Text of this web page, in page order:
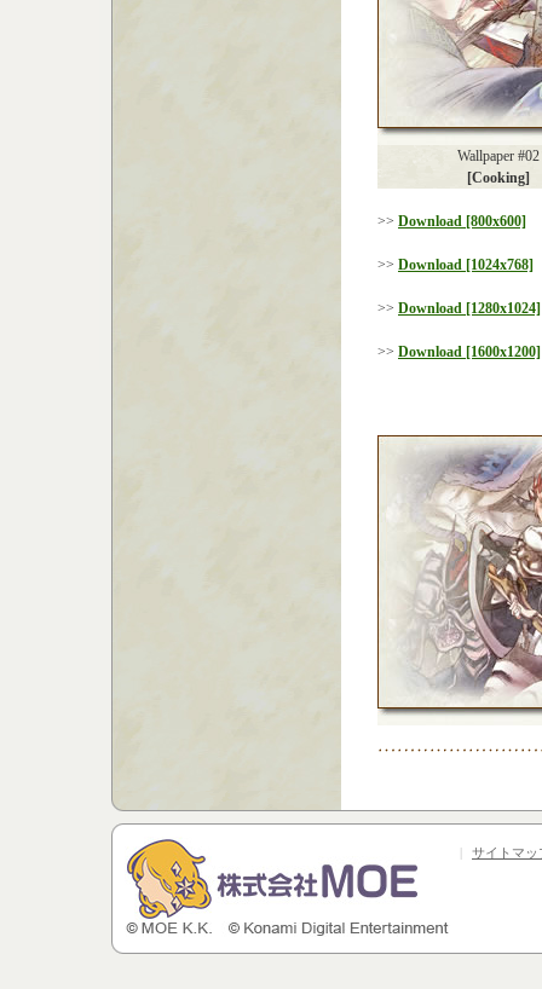
Wallpaper #02
[Cooking]
>> Download [800x600]
>> Download [1024x768]
>> Download [1280x1024]
>> Download [1600x1200]
| サイトマッ